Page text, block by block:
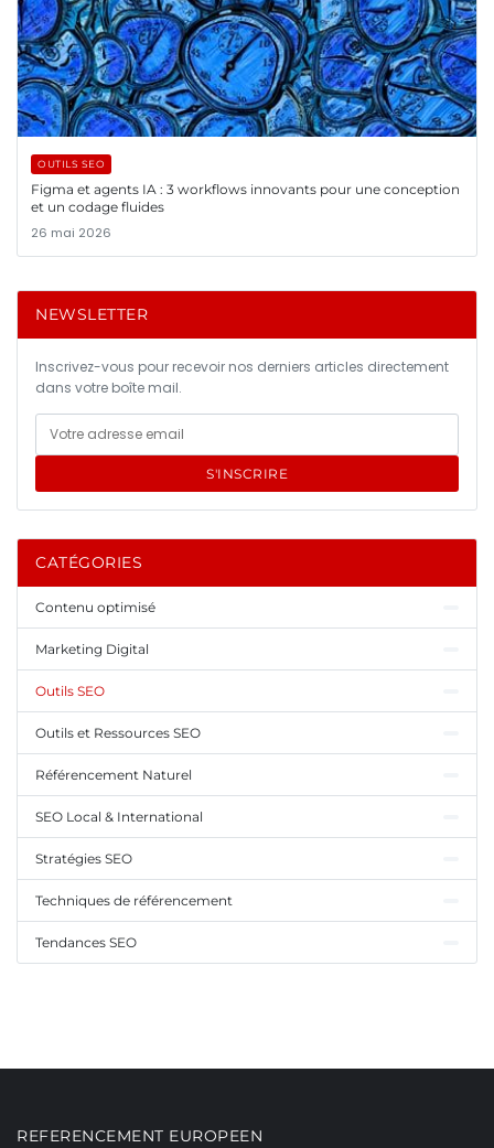
OUTILS SEO
Figma et agents IA : 3 workflows innovants pour une conception
et un codage fluides
26 mai 2026
NEWSLETTER
Inscrivez-vous pour recevoir nos derniers articles directement
dans votre boîte mail.
S'INSCRIRE
CATÉGORIES
Contenu optimisé
Marketing Digital
Outils SEO
Outils et Ressources SEO
Référencement Naturel
SEO Local & International
Stratégies SEO
Techniques de référencement
Tendances SEO
REFERENCEMENT EUROPEEN